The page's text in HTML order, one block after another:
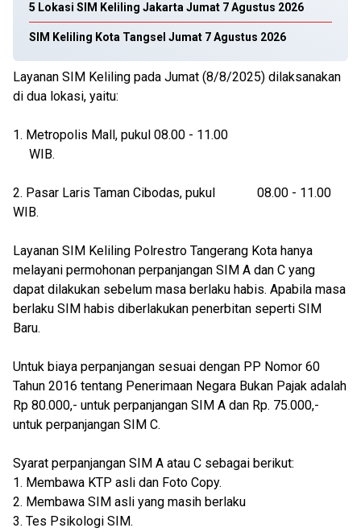
5 Lokasi SIM Keliling Jakarta Jumat 7 Agustus 2026
SIM Keliling Kota Tangsel Jumat 7 Agustus 2026
Layanan SIM Keliling pada Jumat (8/8/2025) dilaksanakan
di dua lokasi, yaitu:
1. Metropolis Mall, pukul 08.00 - 11.00
WIB.
2. Pasar Laris Taman Cibodas, pukul 08.00 - 11.00
WIB.
Layanan SIM Keliling Polrestro Tangerang Kota hanya
melayani permohonan perpanjangan SIM A dan C yang
dapat dilakukan sebelum masa berlaku habis. Apabila masa
berlaku SIM habis diberlakukan penerbitan seperti SIM
Baru.
Untuk biaya perpanjangan sesuai dengan PP Nomor 60
Tahun 2016 tentang Penerimaan Negara Bukan Pajak adalah
Rp 80.000,- untuk perpanjangan SIM A dan Rp. 75.000,-
untuk perpanjangan SIM C.
Syarat perpanjangan SIM A atau C sebagai berikut:
1. Membawa KTP asli dan Foto Copy.
2. Membawa SIM asli yang masih berlaku
3. Tes Psikologi SIM.